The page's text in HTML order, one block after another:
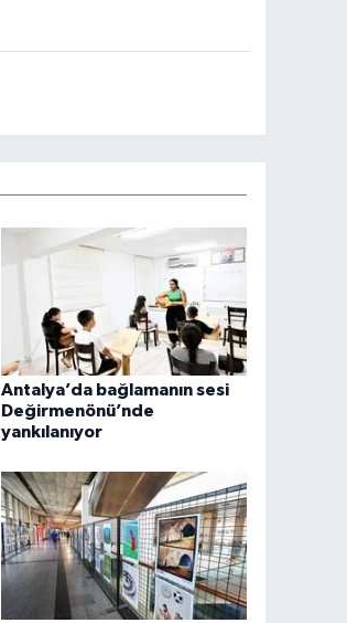
Antalya’da bağlamanın sesi
Değirmenönü’nde
yankılanıyor